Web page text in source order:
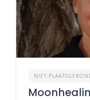
NIET-